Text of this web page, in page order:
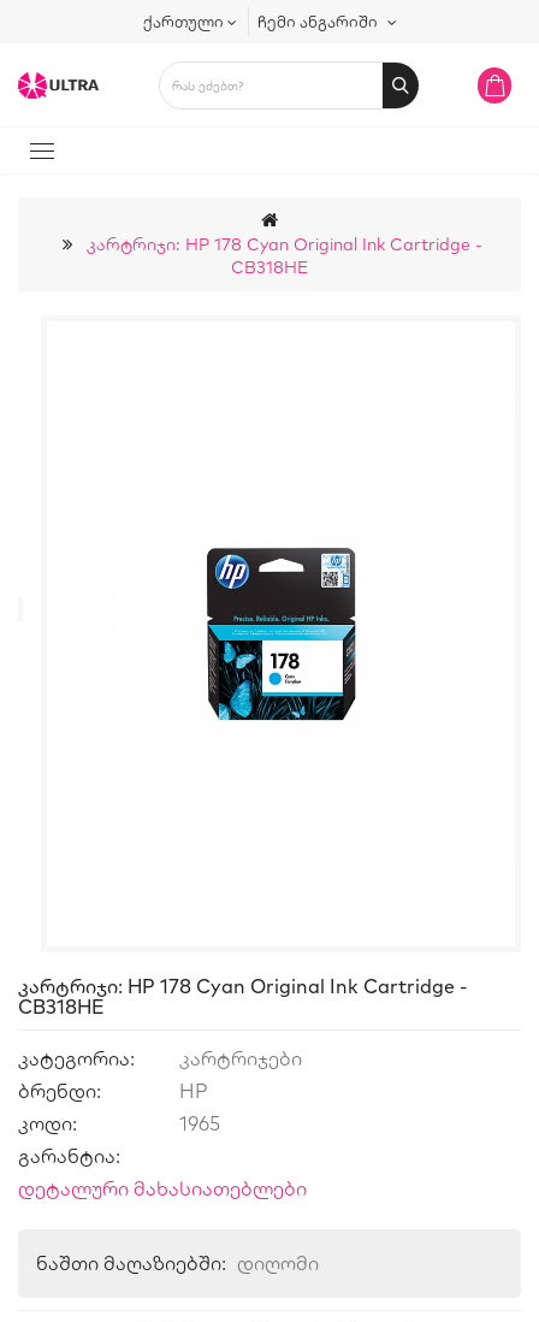
ქართული ჩემი ანგარიში
Კარტრიჯი: HP 178 Cyan Original Ink Cartridge -
CB318HE
Კარტრიჯი: HP 178 Cyan Original Ink Cartridge -
CB318HE
კატეგორია:
კარტრიჯები
ბრენდი:
HP
კოდი:
1965
გარანტია:
დეტალური მახასიათებლები
ნაშთი მაღაზიებში: დიღომი